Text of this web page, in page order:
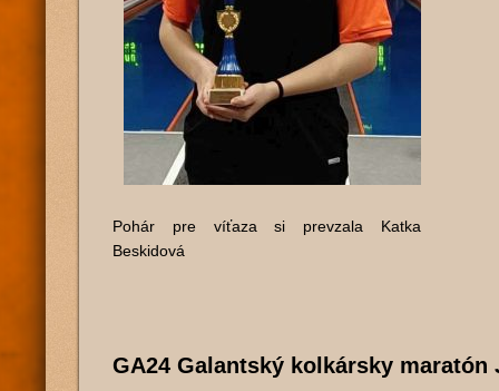
Pohár pre víťaza si prevzala Katka
Beskidová
GA24 Galantský kolkársky maratón